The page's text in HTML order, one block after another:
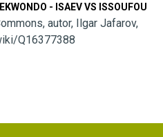
- ISAEV VS ISSOUFOU
autor, Ilgar Jafarov,
Q16377388